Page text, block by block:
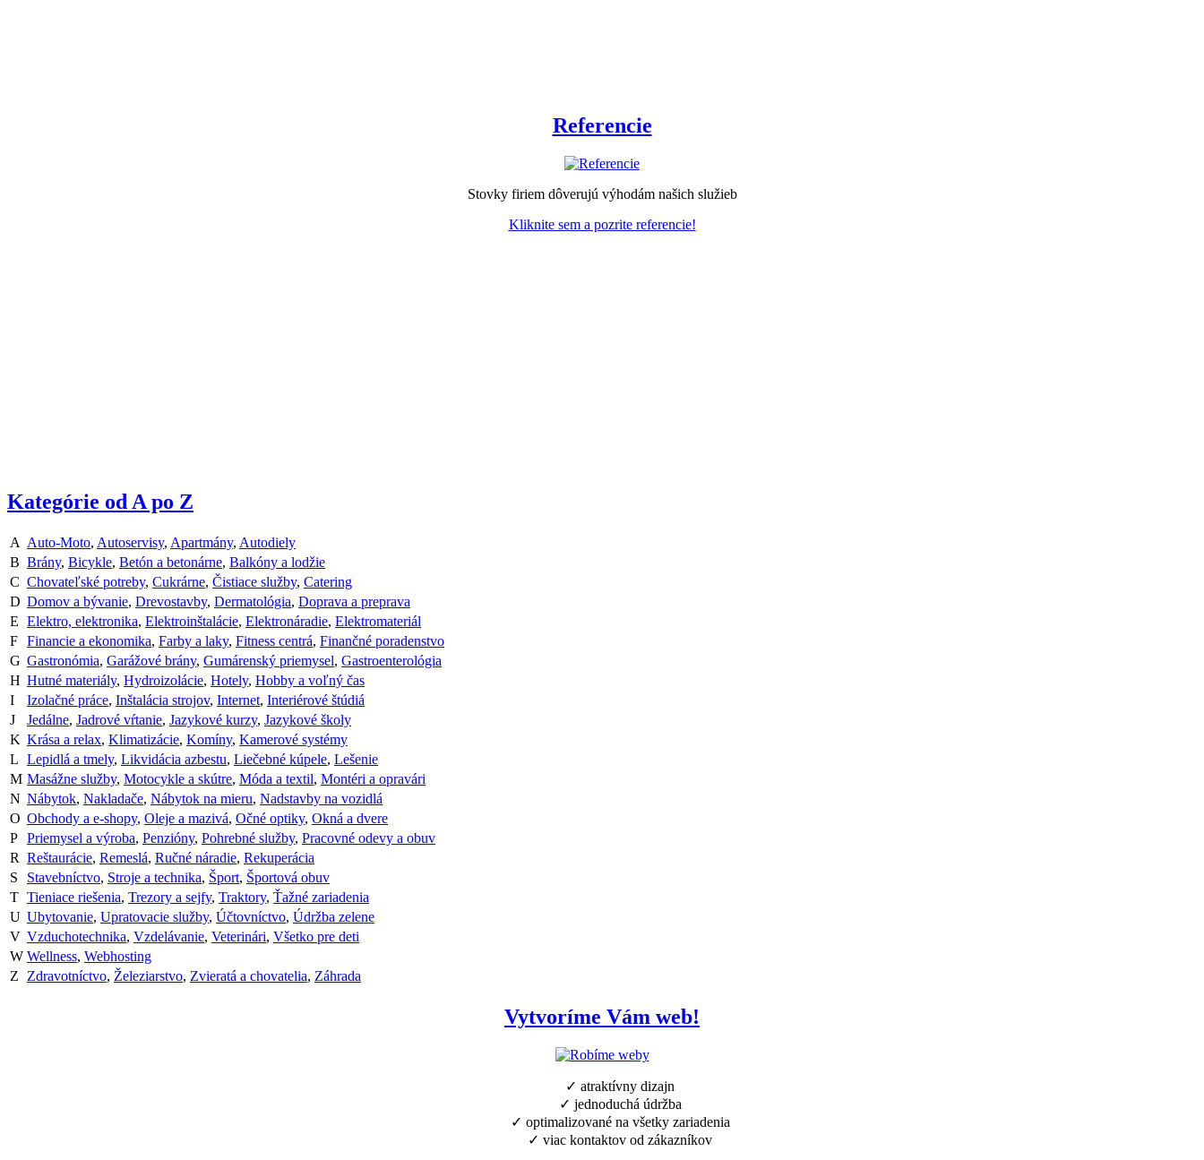
Referencie
Stovky firiem dôverujú výhodám našich služieb
Kliknite sem a pozrite referencie!
Kategórie od A po Z
A Auto-Moto, Autoservisy, Apartmány, Autodiely
B Brány, Bicykle, Betón a betonárne, Balkóny a lodžie
C Chovateľské potreby, Cukrárne, Čistiace služby, Catering
D Domov a bývanie, Drevostavby, Dermatológia, Doprava a preprava
E Elektro, elektronika, Elektroinštalácie, Elektronáradie, Elektromateriál
F Financie a ekonomika, Farby a laky, Fitness centrá, Finančné poradenstvo
G Gastronómia, Garážové brány, Gumárenský priemysel, Gastroenterológia
H Hutné materiály, Hydroizolácie, Hotely, Hobby a voľný čas
I
Izolačné práce, Inštalácia strojov, Internet, Interiérové štúdiá
J
Jedálne, Jadrové vŕtanie, Jazykové kurzy, Jazykové školy
K Krása a relax, Klimatizácie, Komíny, Kamerové systémy
L Lepidlá a tmely, Likvidácia azbestu, Liečebné kúpele, Lešenie
M Masážne služby, Motocykle a skútre, Móda a textil, Montéri a opravári
N Nábytok, Nakladače, Nábytok na mieru, Nadstavby na vozidlá
O Obchody a e-shopy, Oleje a mazivá, Očné optiky, Okná a dvere
P Priemysel a výroba, Penzióny, Pohrebné služby, Pracovné odevy a obuv
R Reštaurácie, Remeslá, Ručné náradie, Rekuperácia
S
Stavebníctvo, Stroje a technika, Šport, Športová obuv
T Tieniace riešenia, Trezory a sejfy, Traktory, Ťažné zariadenia
U Ubytovanie, Upratovacie služby, Účtovníctvo, Údržba zelene
V Vzduchotechnika, Vzdelávanie, Veterinári, Všetko pre deti
W Wellness, Webhosting
Z
Zdravotníctvo, Železiarstvo, Zvieratá a chovatelia, Záhrada
Vytvoríme Vám web!
✓ atraktívny dizajn
✓ jednoduchá údržba
✓ optimalizované na všetky zariadenia
✓ viac kontaktov od zákazníkov